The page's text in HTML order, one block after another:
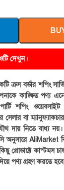
দেখুন।
ক্রস বর্ডার শপিং
কাঙ্ক্ষিত পণ্য
পার্টি শপিং
বা
দায় নিতে বাধ্য নয়।
অনুসারে
প্রোডাক্টে কাস্টমস
পণ্য গ্রহণ করতে